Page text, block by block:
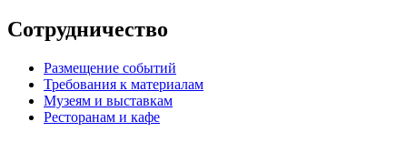
Сотрудничество
Размещение событий
Требования к материалам
Музеям и выставкам
Ресторанам и кафе